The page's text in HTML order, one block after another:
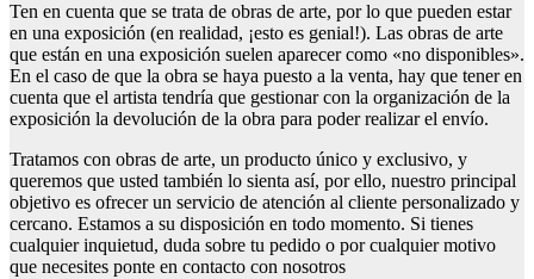
Ten en cuenta que se trata de obras de arte, por lo que pueden estar
en una exposición (en realidad, ¡esto es genial!). Las obras de arte
que están en una exposición suelen aparecer como «no disponibles».
En el caso de que la obra se haya puesto a la venta, hay que tener en
cuenta que el artista tendría que gestionar con la organización de la
exposición la devolución de la obra para poder realizar el envío.
Tratamos con obras de arte, un producto único y exclusivo, y
queremos que usted también lo sienta así, por ello, nuestro principal
objetivo es ofrecer un servicio de atención al cliente personalizado y
cercano. Estamos a su disposición en todo momento. Si tienes
cualquier inquietud, duda sobre tu pedido o por cualquier motivo
que necesites ponte en contacto con nosotros